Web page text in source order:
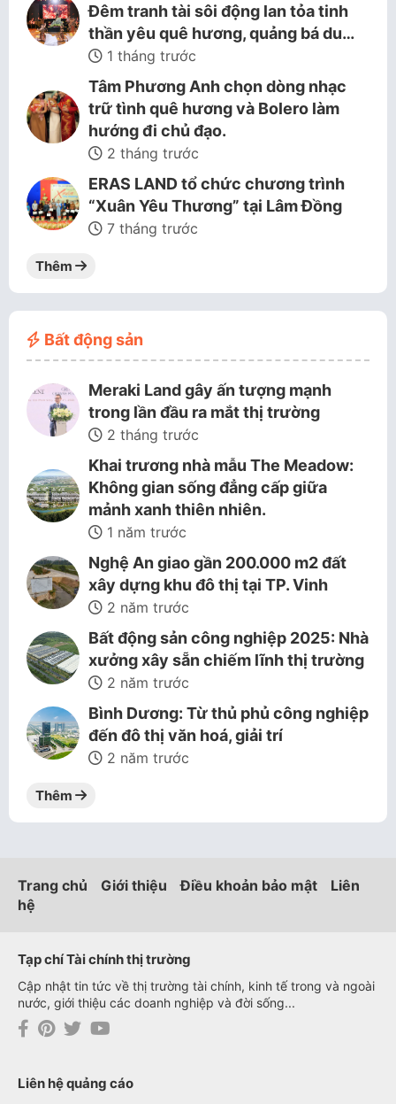
Đêm tranh tài sôi động lan tỏa tinh
thần yêu quê hương, quảng bá du…
1 tháng trước
Tâm Phương Anh chọn dòng nhạc
trữ tình quê hương và Bolero làm
hướng đi chủ đạo.
2 tháng trước
ERAS LAND tổ chức chương trình
“Xuân Yêu Thương” tại Lâm Đồng
7 tháng trước
Thêm
Bất động sản
Meraki Land gây ấn tượng mạnh
trong lần đầu ra mắt thị trường
2 tháng trước
Khai trương nhà mẫu The Meadow:
Không gian sống đẳng cấp giữa
mảnh xanh thiên nhiên.
1 năm trước
Nghệ An giao gần 200.000 m2 đất
xây dựng khu đô thị tại TP. Vinh
2 năm trước
Bất động sản công nghiệp 2025: Nhà
xưởng xây sẵn chiếm lĩnh thị trường
2 năm trước
Bình Dương: Từ thủ phủ công nghiệp
đến đô thị văn hoá, giải trí
2 năm trước
Thêm
Trang chủ Giới thiệu Điều khoản bảo mật
Liên
hệ
Tạp chí Tài chính thị trường
Cập nhật tin tức về thị trường tài chính, kinh tế trong và ngoài
nước, giới thiệu các doanh nghiệp và đời sống...
Liên hệ quảng cáo